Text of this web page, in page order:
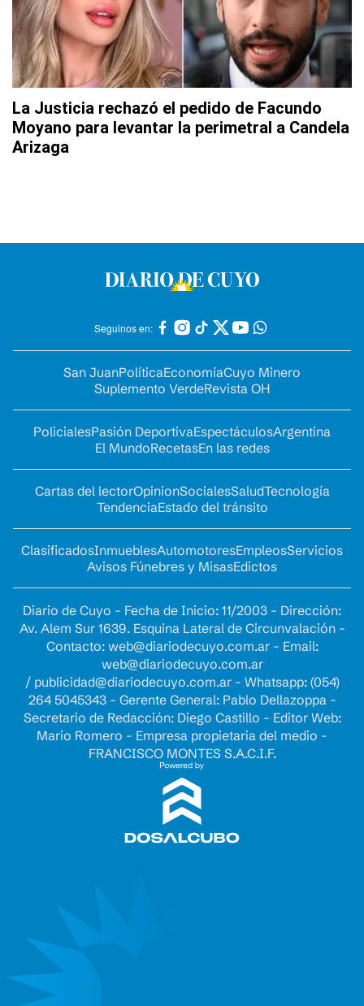
La Justicia rechazó el pedido de Facundo
Moyano para levantar la perimetral a Candela
Arizaga
Seguinos en:
San JuanPolíticaEconomíaCuyo Minero
Suplemento VerdeRevista OH
PolicialesPasión DeportivaEspectáculosArgentina
El MundoRecetasEn las redes
Cartas del lectorOpinionSocialesSaludTecnología
TendenciaEstado del tránsito
ClasificadosInmueblesAutomotoresEmpleosServicios
Avisos Fúnebres y MisasEdictos
Diario de Cuyo - Fecha de Inicio: 11/2003 - Dirección:
Av. Alem Sur 1639. Esquina Lateral de Circunvalación -
Contacto: web@diariodecuyo.com.ar- Email:
web@diariodecuyo.com.ar
/ publicidad@diariodecuyo.com.ar- Whatsapp: (054)
264 5045343 - Gerente General: Pablo Dellazoppa -
Secretario de Redacción: Diego Castillo - Editor Web:
Mario Romero - Empresa propietaria del medio -
FRANCISCO MONTES S.A.C.I.F.